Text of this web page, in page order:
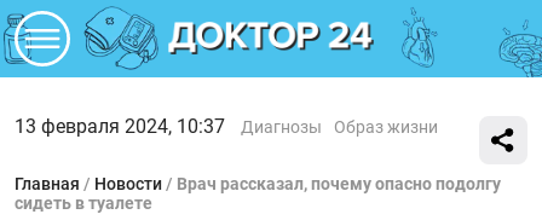
13 февраля 2024, 10:37 Диагнозы Образ жизни
Главная / Новости / Врач рассказал, почему опасно подолгу
сидеть в туалете